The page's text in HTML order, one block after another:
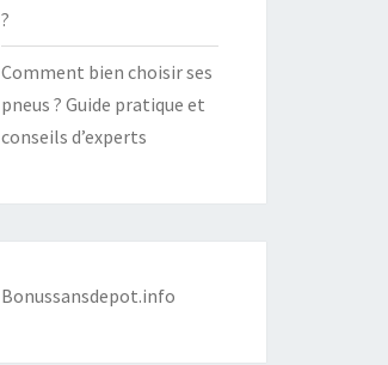
?
Comment bien choisir ses
pneus ? Guide pratique et
conseils d’experts
Bonussansdepot.info